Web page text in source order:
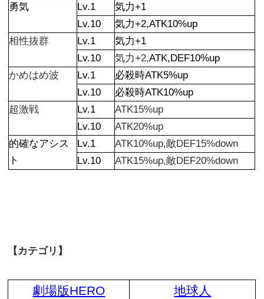
勇気
Lv.1
気力+1
Lv.10
気力+2,ATK10%up
相性抜群
Lv.1
気力+1
Lv.10
気力+2,ATK,DEF10%up
かめはめ波
Lv.1
必殺時ATK5%up
Lv.10
必殺時ATK10%up
超激戦
Lv.1
ATK15%up
Lv.10
ATK20%up
的確なアシス
ト
Lv.1
ATK10%up,敵DEF15%down
Lv.10
ATK15%up,敵DEF20%down
【カテゴリ】
劇場版HERO
地球人